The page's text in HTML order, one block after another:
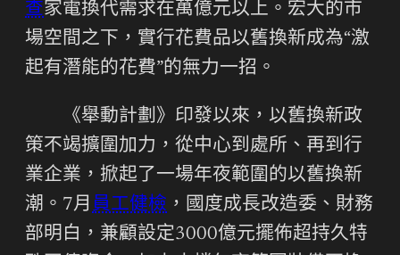
查家電換代需求在萬億元以上。宏大的市
場空間之下，實行花費品以舊換新成為“激
起有潛能的花費”的無力一招。
《舉動計劃》印發以來，以舊換新政
策不竭擴圍加力，從中心到處所、再到行
業企業，掀起了一場年夜範圍的以舊換新
潮。7月 員工健檢 ，國度成長改造委、財務
部明白，兼顧設定3000億元擺佈超持久特